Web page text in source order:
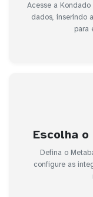
Acesse a
dados, inserindo
para
Escolha
Defina o
configure as